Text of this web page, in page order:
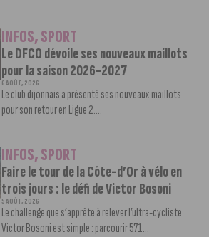
INFOS,SPORT
Le DFCO dévoile ses nouveaux maillots
pour la saison 2026-2027
6 AOÛT, 2026
Le club dijonnais a présenté ses nouveaux maillots
pour son retour en Ligue 2....
INFOS,SPORT
Faire le tour de la Côte-d’Or à vélo en
trois jours : le défi de Victor Bosoni
5 AOÛT, 2026
Le challenge que s’apprête à relever l’ultra-cycliste
Victor Bosoni est simple : parcourir 571...